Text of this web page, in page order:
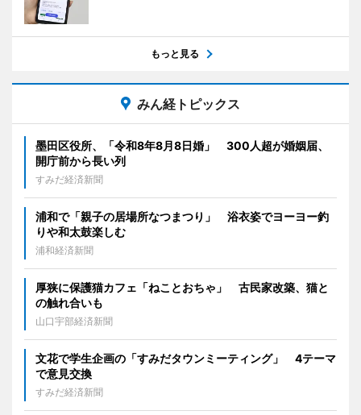
もっと見る
みん経トピックス
墨田区役所、「令和8年8月8日婚」 300人超が婚姻届、
開庁前から長い列
すみだ経済新聞
浦和で「親子の居場所なつまつり」 浴衣姿でヨーヨー釣
りや和太鼓楽しむ
浦和経済新聞
厚狭に保護猫カフェ「ねことおちゃ」 古民家改築、猫と
の触れ合いも
山口宇部経済新聞
文花で学生企画の「すみだタウンミーティング」 4テーマ
で意見交換
すみだ経済新聞